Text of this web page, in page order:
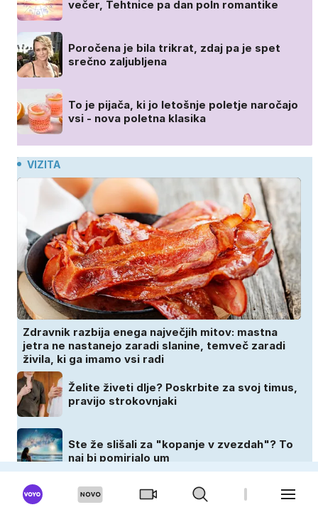
večer, Tehtnice pa dan poln romantike
Poročena je bila trikrat, zdaj pa je spet
srečno zaljubljena
To je pijača, ki jo letošnje poletje naročajo
vsi - nova poletna klasika
VIZITA
Zdravnik razbija enega največjih mitov: mastna
jetra ne nastanejo zaradi slanine, temveč zaradi
živila, ki ga imamo vsi radi
Želite živeti dlje? Poskrbite za svoj timus,
pravijo strokovnjaki
Ste že slišali za "kopanje v zvezdah"? To
naj bi pomirjalo um
Tudi temnejša koža potrebuje SPF: zakaj